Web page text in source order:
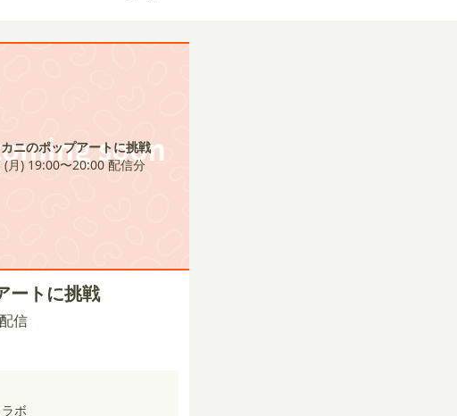
ニのポップアートに挑戦
(月) 19:00〜20:00配信分
ートに挑戦
信
ボ